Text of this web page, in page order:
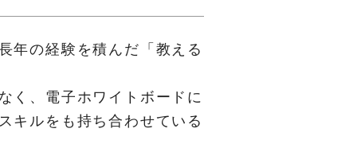
年の経験を積んだ「教える
く、電子ホワイトボードに
キルをも持ち合わせている